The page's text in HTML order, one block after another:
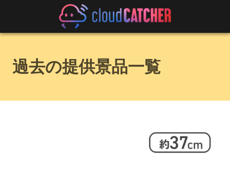
過去の提供景品一覧